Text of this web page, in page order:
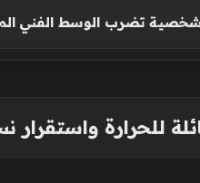
تضرب الوسط الفني
للحرارة واستقرار